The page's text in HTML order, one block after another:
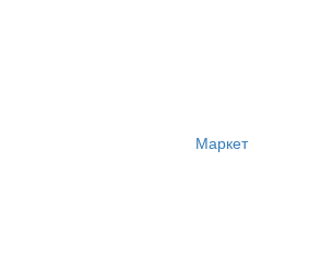
Маркет